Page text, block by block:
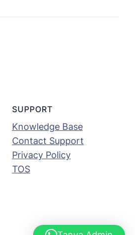
SUPPORT
Knowledge Base
Contact Support
Privacy Policy
TOS